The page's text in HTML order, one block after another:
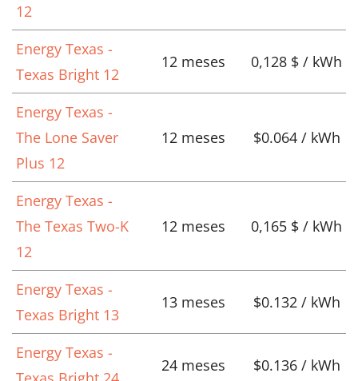
12
Energy Texas -
Texas Bright 12
12 meses 0,128 $ / kWh
Energy Texas -
The Lone Saver
Plus 12
12 meses $0.064 / kWh
Energy Texas -
The Texas Two-K
12
12 meses 0,165 $ / kWh
Energy Texas -
Texas Bright 13
13 meses $0.132 / kWh
Energy Texas -
24 meses $0.136 / kWh